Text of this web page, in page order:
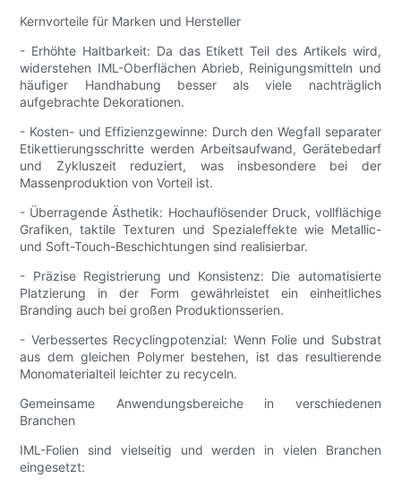
Kernvorteile für Marken und Hersteller
- Erhöhte Haltbarkeit: Da das Etikett Teil des Artikels wird,
widerstehen IML-Oberflächen Abrieb, Reinigungsmitteln und
häufiger Handhabung besser als viele nachträglich
aufgebrachte Dekorationen.
- Kosten- und Effizienzgewinne: Durch den Wegfall separater
Etikettierungsschritte werden Arbeitsaufwand, Gerätebedarf
und Zykluszeit reduziert, was insbesondere bei der
Massenproduktion von Vorteil ist.
- Überragende Ästhetik: Hochauflösender Druck, vollflächige
Grafiken, taktile Texturen und Spezialeffekte wie Metallic-
und Soft-Touch-Beschichtungen sind realisierbar.
- Präzise Registrierung und Konsistenz: Die automatisierte
Platzierung in der Form gewährleistet ein einheitliches
Branding auch bei großen Produktionsserien.
- Verbessertes Recyclingpotenzial: Wenn Folie und Substrat
aus dem gleichen Polymer bestehen, ist das resultierende
Monomaterialteil leichter zu recyceln.
Gemeinsame Anwendungsbereiche in verschiedenen
Branchen
IML-Folien sind vielseitig und werden in vielen Branchen
eingesetzt: